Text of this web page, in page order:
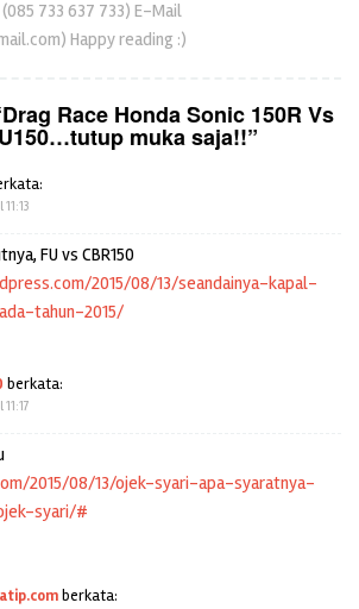
733 637 733) E-Mail
Happy reading :)
Drag Race Honda Sonic 150R Vs
muka saja!!”
FU vs CBR150
2015/08/13/seandainya-kapal-
tahun-2015/
berkata:
2015/08/13/ojek-syari-apa-syaratnya-
syari/#
berkata: